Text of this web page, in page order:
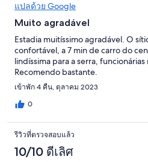
แปลด้วย Google
Muito agradável
Estadia muitíssimo agradável. O
confortável, a 7 min de carro do
lindíssima para a serra,
Recomendo bastante.
เข้าพัก 4 คืน, ตุลาคม 2023
0
รีวิวที่ตรวจสอบแล้ว
10/10 ดีเลิศ